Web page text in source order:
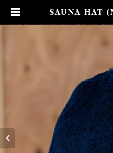
SAUNA HAT